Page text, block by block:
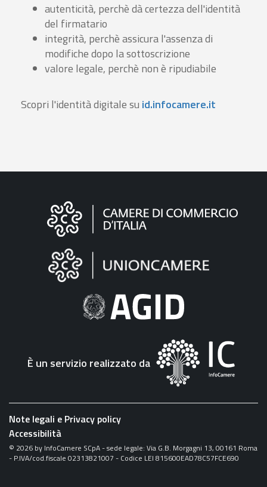
autenticità, perchè dà certezza dell'identità
del firmatario
integrità, perchè assicura l'assenza di
modifiche dopo la sottoscrizione
valore legale, perchè non è ripudiabile
Scopri l'identità digitale su id.infocamere.it
Informazioni
"Fattura
Elettronica"
È un servizio realizzato da
Note legali e Privacy policy
Accessibilità
© 2026 by InfoCamere SCpA - sede legale: Via G.B. Morgagni 13, 00161 Roma
- P.IVA/cod.fiscale 02313821007 - Codice LEI 815600EAD78C57FCE690